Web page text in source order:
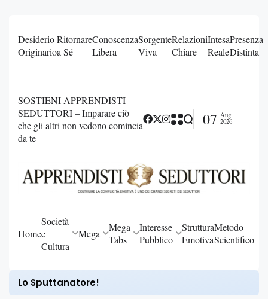
Desiderio
Originario
Ritornare
a Sé
Conoscenza
Libera
Sorgente
Viva
Relazioni
Chiare
Intesa
Reale
Presenza
Distinta
SOSTIENI APPRENDISTI
SEDUTTORI – Imparare ciò
che gli altri non vedono comincia
da te
07 Aug
2026
Home
Società
e
Cultura
Mega
Mega
Tabs
Interesse
Pubblico
Struttura
Emotiva
Metodo
Scientifico
Lo Sputtanatore!